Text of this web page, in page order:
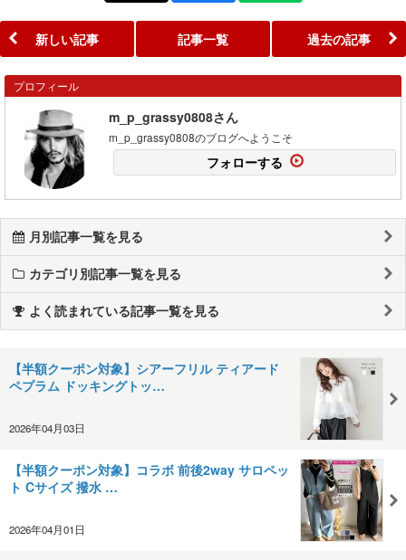
新しい記事 記事一覧 過去の記事
プロフィール
m_p_grassy0808さん
m_p_grassy0808のブログへようこそ
フォローする
月別記事一覧を見る
カテゴリ別記事一覧を見る
よく読まれている記事一覧を見る
【半額クーポン対象】シアーフリル ティアード
ペプラム ドッキングトッ…
2026年04月03日
【半額クーポン対象】コラボ 前後2way サロペッ
ト Cサイズ 撥水 …
2026年04月01日